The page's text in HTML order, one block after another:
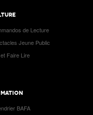
de Lecture
Jeune Public
Faire Lire
BAFA